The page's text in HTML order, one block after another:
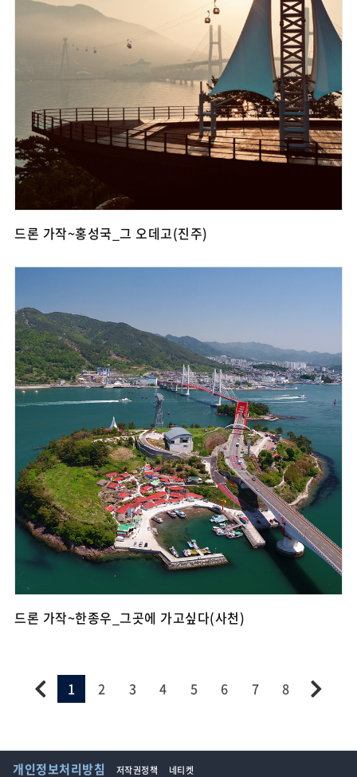
드론 가작~홍성국_그 오데고(진주)
드론 가작~한종우_그곳에 가고싶다(사천)
1 2 3 4 5 6 7 8
개인정보처리방침 저작권정책 네티켓